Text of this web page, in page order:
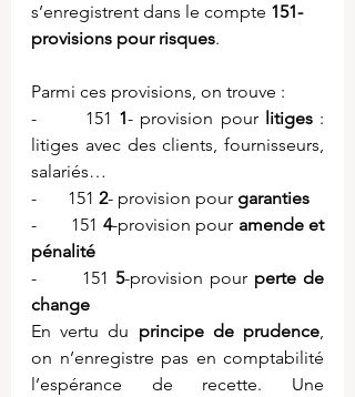
s’enregistrent dans le compte 151-
provisions pour risques.
Parmi ces provisions, on trouve :
-       151 1- provision pour litiges :
litiges avec des clients, fournisseurs,
salariés…
-       151 2- provision pour garanties
-       151 4-provision pour amende et
pénalité
-       151 5-provision pour perte de
change
En vertu du principe de prudence,
on n’enregistre pas en comptabilité
l’espérance de recette. Une